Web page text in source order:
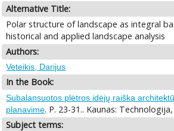
Alternative Title:
Polar structure of landscape as integral
historical and applied landscape analysis
Authors:
Veteikis, Darijus
In the Book:
Subalansuotos plėtros idėjų raiška
planavime. P. 23-31.. Kaunas:
Subject terms: